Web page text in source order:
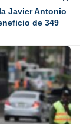
Javier Antonio
de 349